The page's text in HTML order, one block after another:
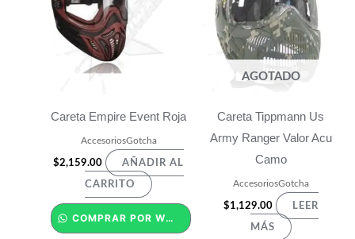
Careta Empire Event Roja
AccesoriosGotcha
$2,159.00 AÑADIR AL
CARRITO
COMPRAR POR WHATSAPP
AGOTADO
Careta Tippmann Us
Army Ranger Valor Acu
Camo
AccesoriosGotcha
$1,129.00 LEER
MÁS